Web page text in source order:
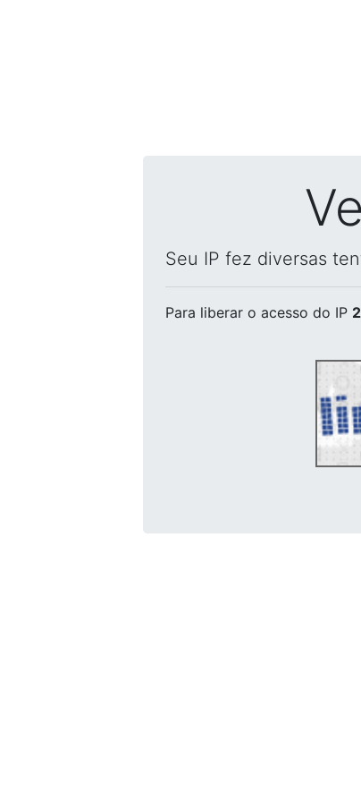
Seu IP fez diversas
Para liberar o acesso do IP